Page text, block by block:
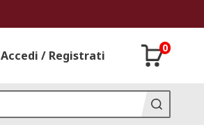
Accedi / Registrati
0